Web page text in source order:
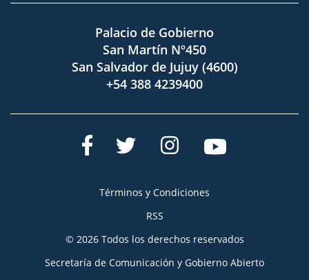
Palacio de Gobierno
San Martín Nº450
San Salvador de Jujuy (4600)
+54 388 4239400
Términos y Condiciones
RSS
© 2026 Todos los derechos reservados
Secretaría de Comunicación y Gobierno Abierto